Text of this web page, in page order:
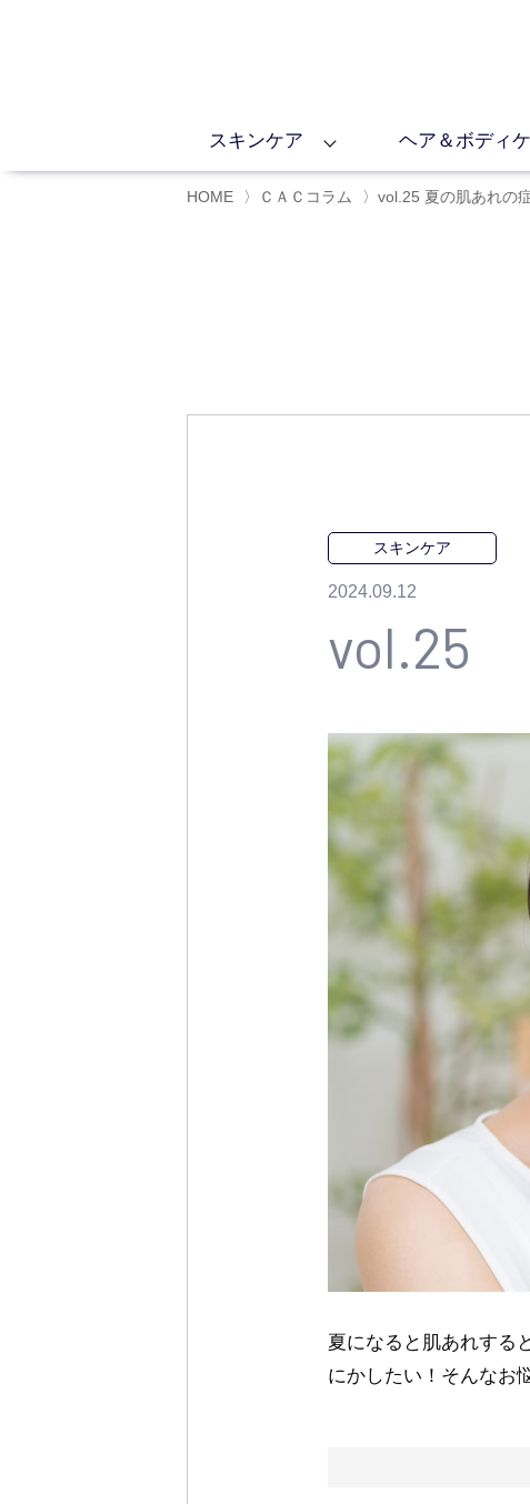
スキンケア ヘア＆ボディ
HOME 〉 ＣＡＣコラム 〉 vol.25 夏の肌あれの
スキンケア
2024.09.12
vol.25
夏になると肌あれする
にかしたい！そんなお